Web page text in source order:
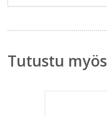
Tutustu myös